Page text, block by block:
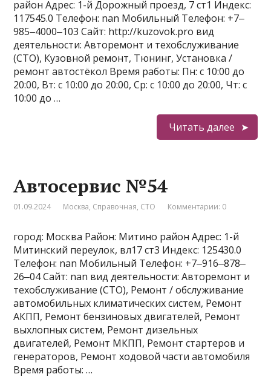
район Адрес: 1-й Дорожный проезд, 7 ст1 Индекс:
117545.0 Телефон: nan Мобильный Телефон: +7‒
985‒4000‒103 Сайт: http://kuzovok.pro вид
деятельности: Авторемонт и техобслуживание
(СТО), Кузовной ремонт, Тюнинг, Установка /
ремонт автостёкол Время работы: Пн: с 10:00 до
20:00, Вт: с 10:00 до 20:00, Ср: с 10:00 до 20:00, Чт: с
10:00 до …
Читать далее
Автосервис №54
01.09.2024 Москва, Справочная, СТО Комментарии: 0
город: Москва Район: Митино район Адрес: 1-й
Митинский переулок, вл17 ст3 Индекс: 125430.0
Телефон: nan Мобильный Телефон: +7‒916‒878‒
26‒04 Сайт: nan вид деятельности: Авторемонт и
техобслуживание (СТО), Ремонт / обслуживание
автомобильных климатических систем, Ремонт
АКПП, Ремонт бензиновых двигателей, Ремонт
выхлопных систем, Ремонт дизельных
двигателей, Ремонт МКПП, Ремонт стартеров и
генераторов, Ремонт ходовой части автомобиля
Время работы: …